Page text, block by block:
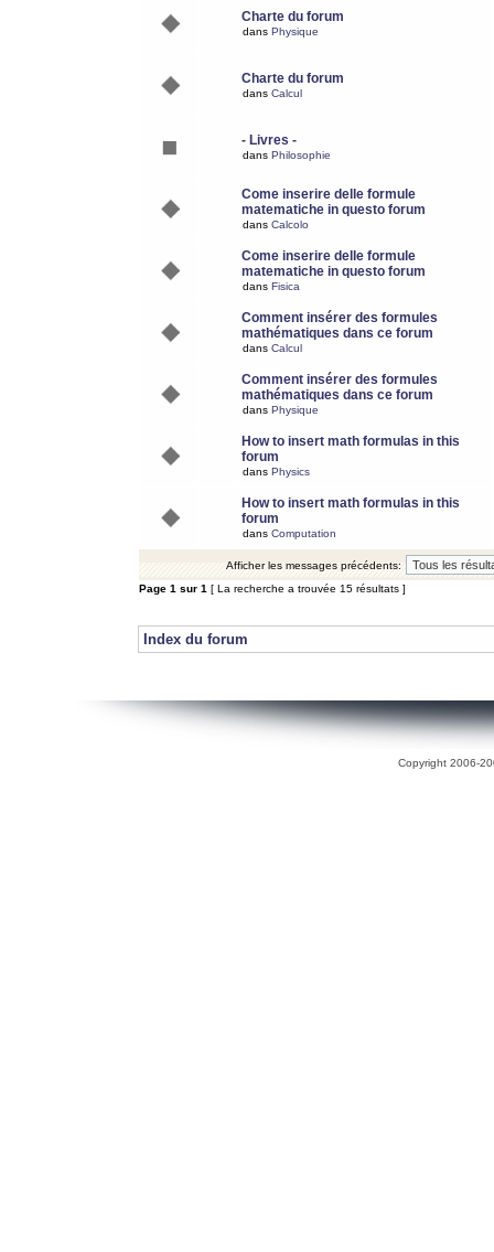
Charte du forum
dans Physique
Charte du forum
dans Calcul
- Livres -
dans Philosophie
Come inserire delle formule
matematiche in questo forum
dans Calcolo
Come inserire delle formule
matematiche in questo forum
dans Fisica
Comment insérer des formules
mathématiques dans ce forum
dans Calcul
Comment insérer des formules
mathématiques dans ce forum
dans Physique
How to insert math formulas in this
forum
dans Physics
How to insert math formulas in this
forum
dans Computation
Afficher les messages précédents:
Page 1 sur 1 [ La recherche a trouvée 15 résultats ]
Index du forum
Copyright 2006-